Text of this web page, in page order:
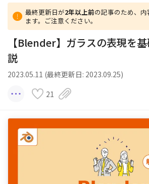
最終更新日が2年以上前の記事のため、
ます。ご注意ください。
【Blender】ガラスの表現を
説
2023.05.11 (最終更新日: 2023.09.25)
21